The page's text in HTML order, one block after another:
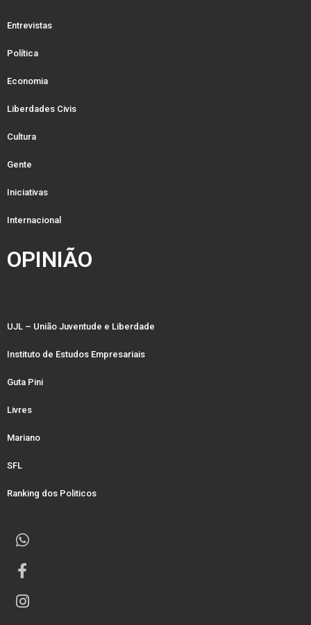
Entrevistas
Política
Economia
Liberdades Civis
Cultura
Gente
Iniciativas
Internacional
OPINIÃO
UJL – União Juventude e Liberdade
Instituto de Estudos Empresariais
Guta Pini
Livres
Mariano
SFL
Ranking dos Politicos